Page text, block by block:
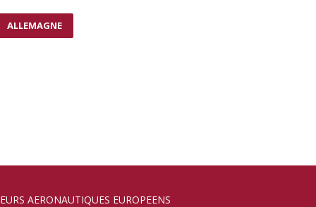
ALLEMAGNE
DES REPORTS DE CHARGES
AERONAUTIQUES EUROPEENS